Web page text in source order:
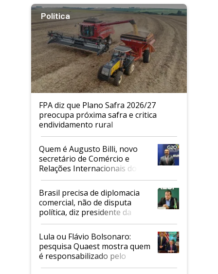
Política
FPA diz que Plano Safra 2026/27
preocupa próxima safra e critica
endividamento rural
Quem é Augusto Billi, novo
secretário de Comércio e
Relações Internacionais do
Mapa
Brasil precisa de diplomacia
comercial, não de disputa
política, diz presidente da
Faesp
Lula ou Flávio Bolsonaro:
pesquisa Quaest mostra quem
é responsabilizado pelo
tarifaço dos EUA